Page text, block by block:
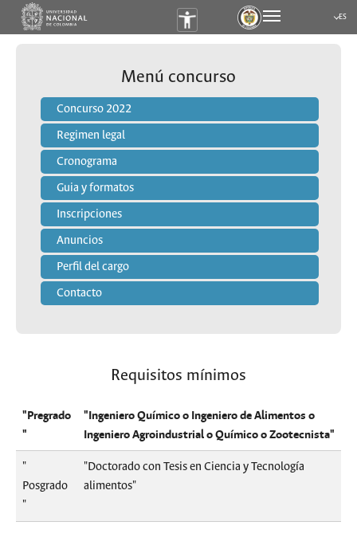
ES
Menú concurso
Concurso 2022
Regimen legal
Cronograma
Guia y formatos
Inscripciones
Anuncios
Perfil del cargo
Contacto
Requisitos mínimos
"Pregrado
"
"Ingeniero Químico o Ingeniero de Alimentos o
Ingeniero Agroindustrial o Químico o Zootecnista"
"
Posgrado
"
"Doctorado con Tesis en Ciencia y Tecnología
alimentos"